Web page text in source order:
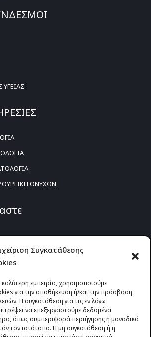
Συγκατάθεσης
εμπειρία, χρησιμοποιούμε
για την αποθήκευση ή/και την πρόσβαση
Η συγκατάθεση για τις εν λόγω
να επεξεργαστούμε δεδομένα
όπως συμπεριφορά περιήγησης ή μοναδικά
τον ιστότοπο. Η μη συγκατάθεση ή η
ΟΝΥΧΩΝ